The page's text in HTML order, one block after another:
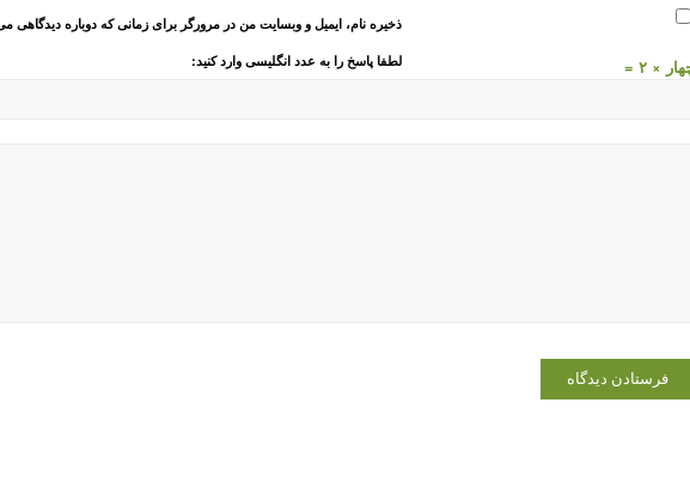
ذخیره نام، ایمیل و وبسایت من در مرورگر برای زمانی که دوباره دیدگاهی
لطفا پاسخ را به عدد انگلیسی وارد کنید: × ۲ =